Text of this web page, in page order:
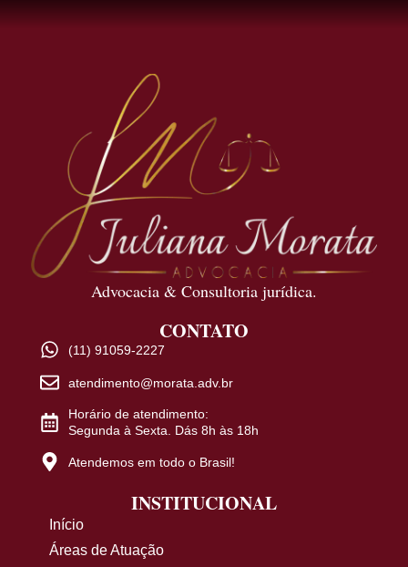
Advocacia & Consultoria jurídica.
CONTATO
(11) 91059-2227
atendimento@morata.adv.br
Horário de atendimento:
Segunda à Sexta. Dás 8h às 18h
Atendemos em todo o Brasil!
INSTITUCIONAL
Início
Áreas de Atuação